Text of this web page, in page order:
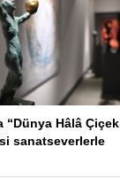
“Dünya Hâlâ Çiçek
sanatseverlerle